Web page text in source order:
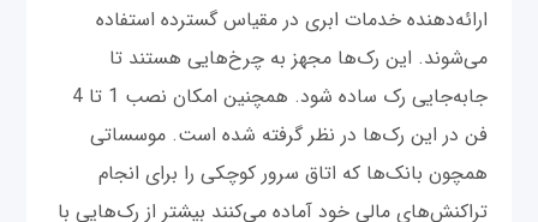
ارائه‌دهنده خدمات ابری در مقیاس گسترده استفاده
می‌شوند. این رک‌ها مجهز به چرخ‌هایی هستند تا
جابه‌جایی رک ساده شود. همچنین امکان نصب 1 تا 4
فن در این رک‌ها در نظر گرفته شده است. موسساتی
همچون بانک‌ها که اتاق سرور کوچکی را برای انجام
تراکنش‌های مالی خود آماده می‌کنند بیشتر از رک‌هایی با